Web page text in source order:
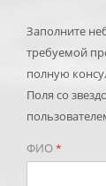
Заполните
требуемой
полную
Поля со
ФИО*